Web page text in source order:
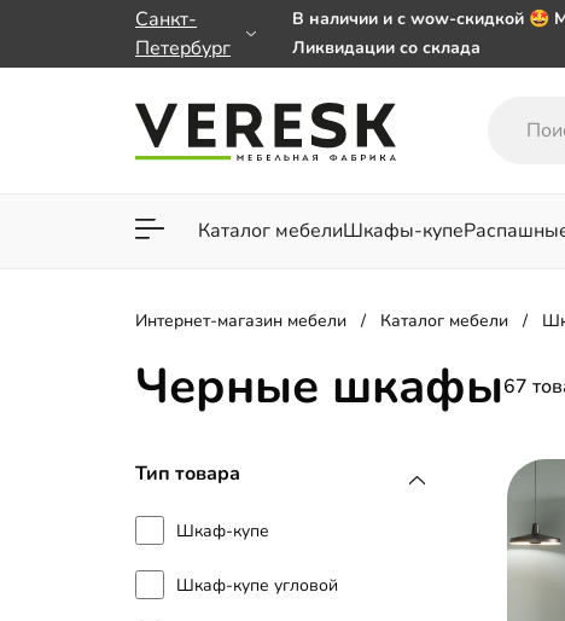
Санкт-
Петербург
В наличии и с wow-скидкой 🤩
Ликвидации со склада
заказе от 50 000 ₽
Важно! Наш Whatsapp переехал
Каталог мебелиШкафы-купе
Для гостиной Для
Интернет-магазин мебели Каталог мебели
Черные шкафы67
Тип товара
Шкаф-купе
Шкаф-купе угловой